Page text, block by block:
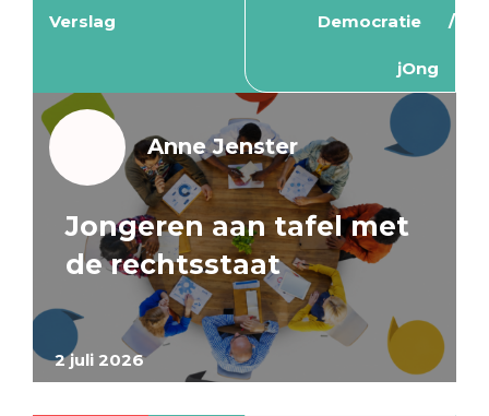
Verslag Democratie
jOng
2 juli 2026
Anne Jenster
Jongeren aan tafel met
de rechtsstaat